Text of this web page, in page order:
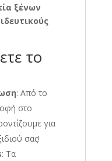
ξένων
το
: Από το
στο
για
σας!
: Τα